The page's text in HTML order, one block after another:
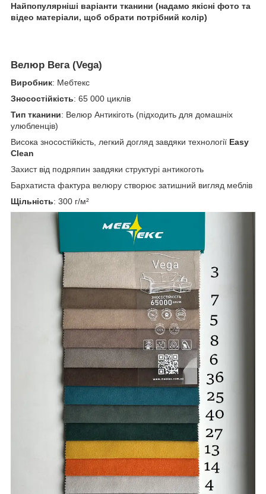
Найпопулярніші варіанти тканини (надамо якісні фото та
відео матеріали, щоб обрати потрібний колір)
Велюр Вега (Vega)
Виробник: Мебтекс
Зносостійкість: 65 000 циклів
Тип тканини: Велюр Антикіготь (підходить для домашніх
улюбленців)
Висока зносостійкість, легкий догляд завдяки технології Easy
Clean
Захист від подряпин завдяки структурі антикоготь
Бархатиста фактура велюру створює затишний вигляд меблів
Щільність: 300 г/м²